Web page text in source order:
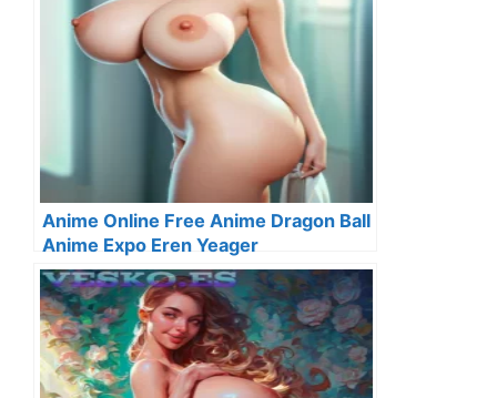
Anime Online Free Anime Dragon Ball
Anime Expo Eren Yeager